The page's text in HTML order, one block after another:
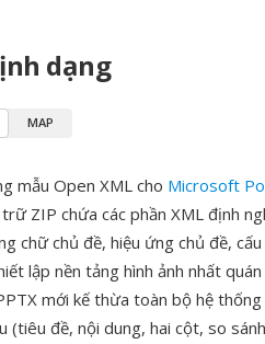
dạng
MAP
mẫu Open XML cho Microsoft
ZIP chứa các phần XML định
chữ chủ đề, hiệu ứng chủ đề,
lập nền tảng hình ảnh nhất
mới kế thừa toàn bộ hệ
(tiêu đề, nội dung, hai cột, so